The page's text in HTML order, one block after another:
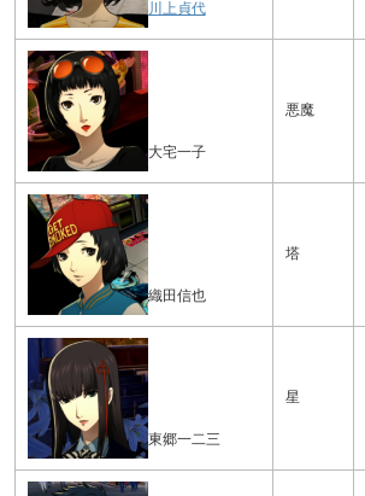
川上貞代
大宅一子
悪魔
織田信也
塔
東郷一二三
星